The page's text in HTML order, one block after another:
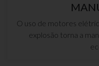
O uso de motores
explosão torna a